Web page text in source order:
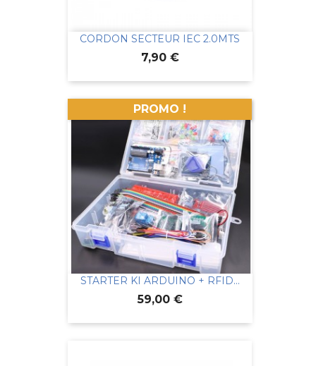
CORDON SECTEUR IEC 2.0MTS
Prix
7,90 €
STARTER KI ARDUINO + RFID...
Prix
59,00 €
PROMO !